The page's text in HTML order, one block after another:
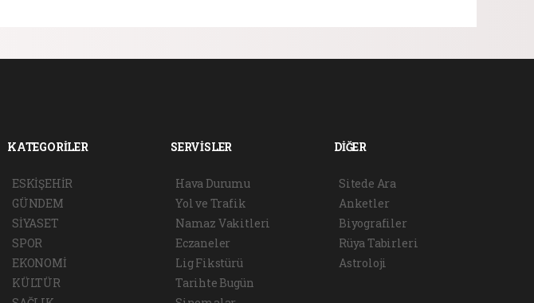
KATEGORİLER
ESKİŞEHİR
GÜNDEM
SİYASET
SPOR
EKONOMİ
KÜLTÜR
SERVİSLER
Hava Durumu
Yol ve Trafik
Namaz Vakitleri
Eczaneler
Lig Fikstürü
Tarihte Bugün
DİĞER
Sitede Ara
Anketler
Biyografiler
Rüya Tabirleri
Astroloji